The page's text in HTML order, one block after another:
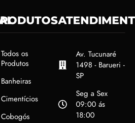
Todos os
Produtos
Banheiras
Cimentícios
Cobogós
Av. Tucunaré
1498 - Barueri -
SP
Seg a Sex
09:00 ás
18:00